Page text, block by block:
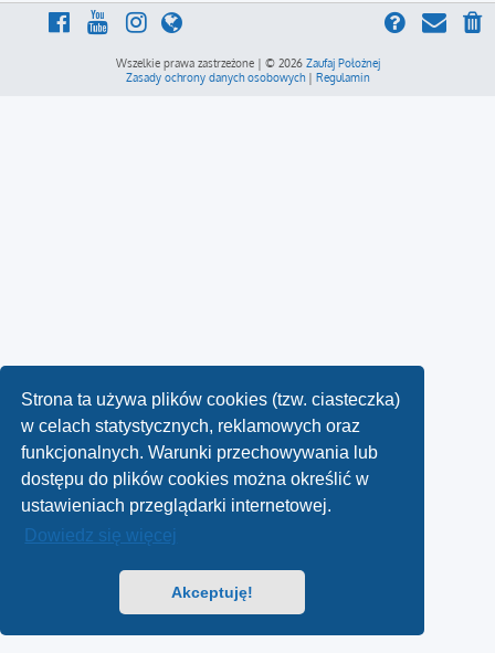
Strona ta używa plików cookies (tzw. ciasteczka)
w celach statystycznych, reklamowych oraz
funkcjonalnych. Warunki przechowywania lub
dostępu do plików cookies można określić w
ustawieniach przeglądarki internetowej.
Dowiedz się więcej
Akceptuję!
Wszelkie prawa zastrzeżone | © 2026 Zaufaj Położnej
Zasady ochrony danych osobowych| Regulamin